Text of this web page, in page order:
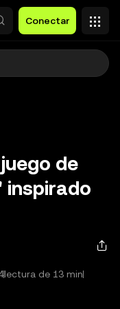
Conectar
de
inspirado
lectura de 13 min